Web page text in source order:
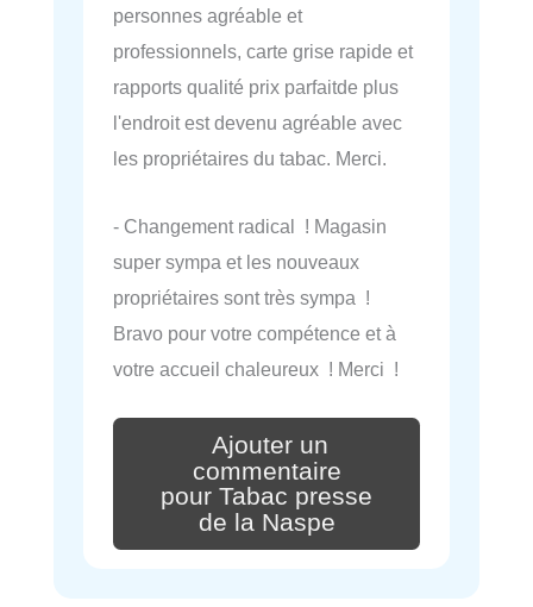
personnes agréable et
professionnels, carte grise rapide et
rapports qualité prix parfaitde plus
l'endroit est devenu agréable avec
les propriétaires du tabac. Merci.
- Changement radical ! Magasin
super sympa et les nouveaux
propriétaires sont très sympa !
Bravo pour votre compétence et à
votre accueil chaleureux ! Merci !
Ajouter un
commentaire
pour Tabac presse
de la Naspe